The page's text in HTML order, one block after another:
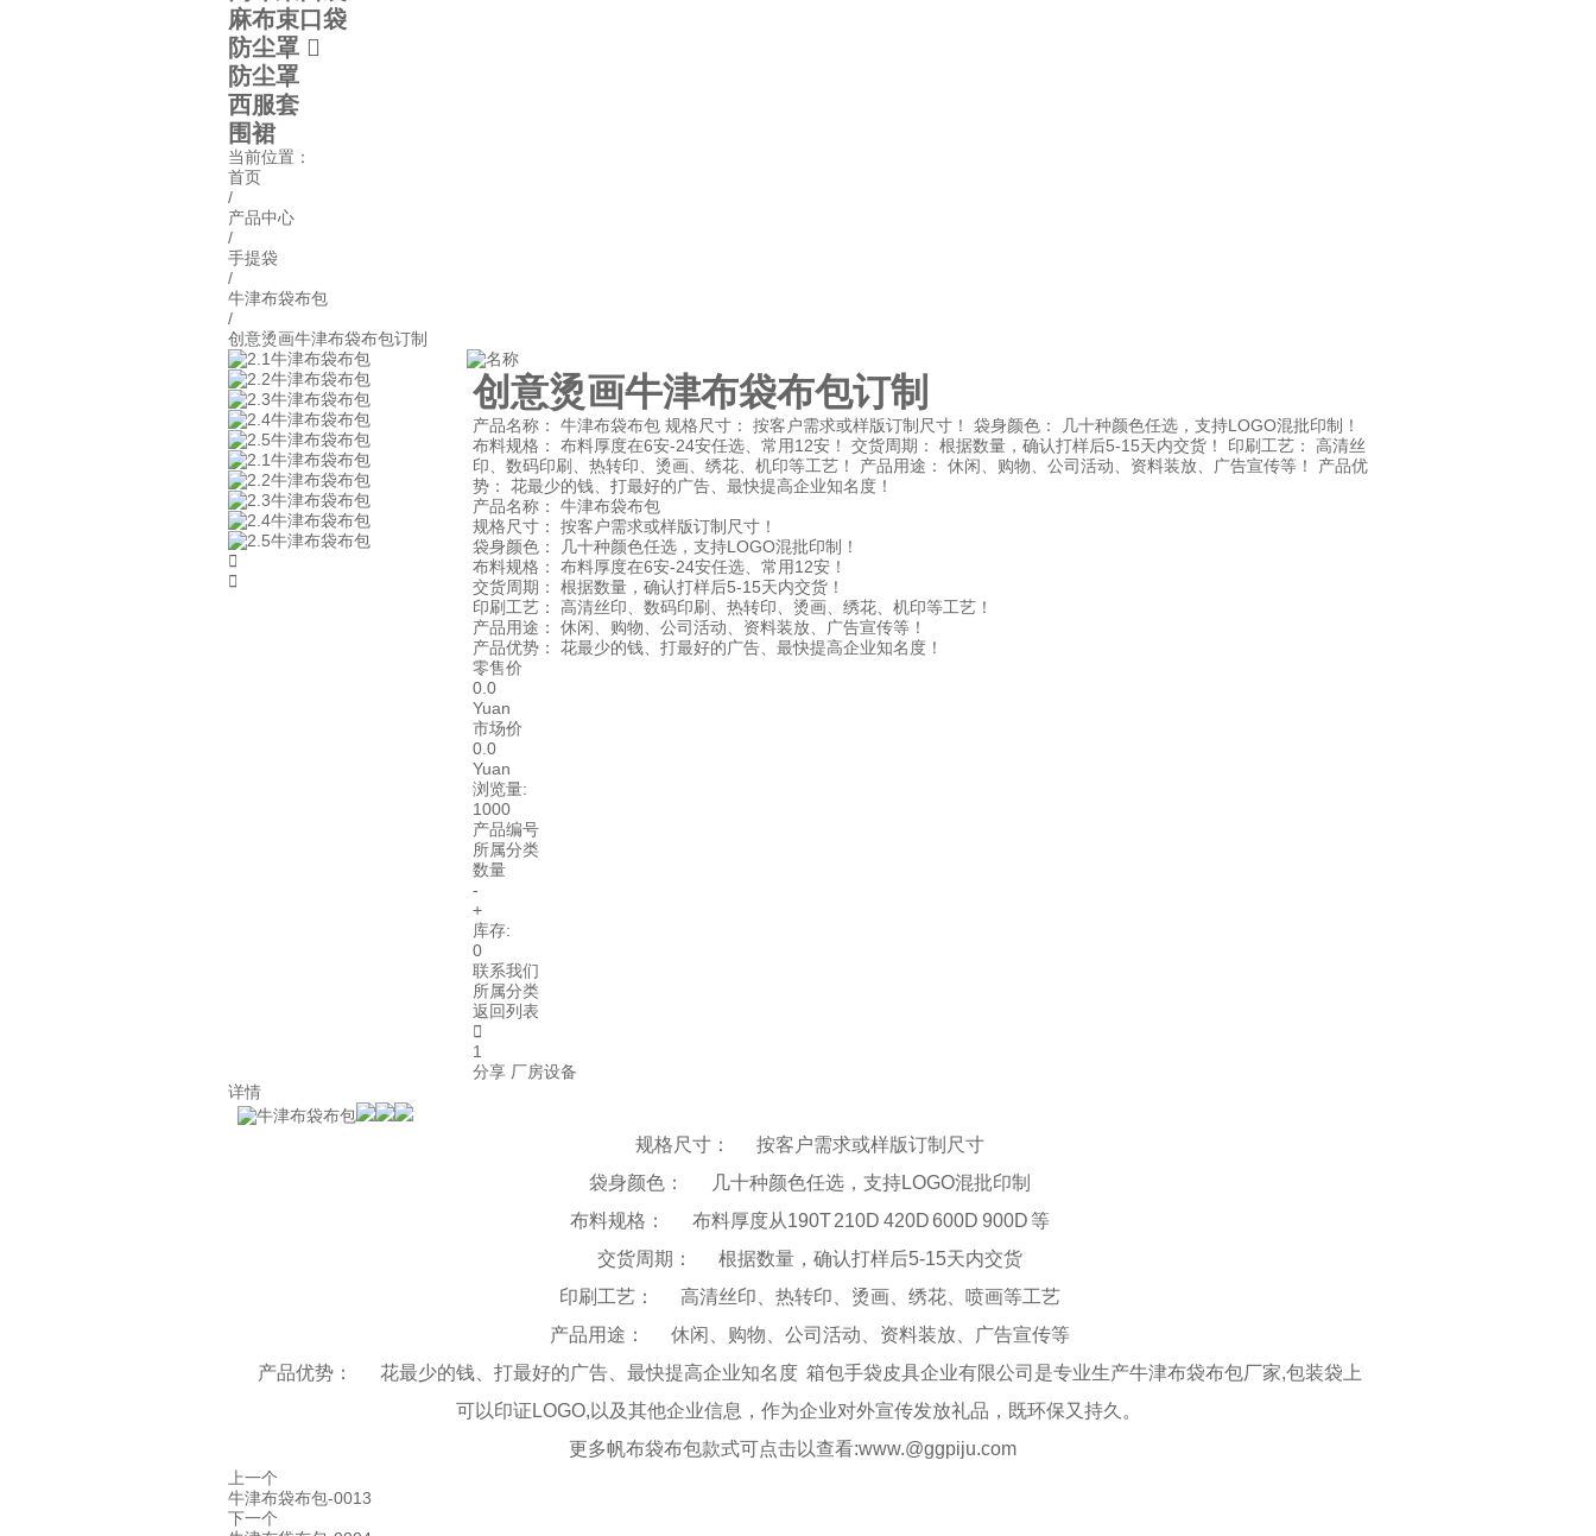
麻布束口袋
防尘罩 
防尘罩
西服套
围裙
当前位置：
首页
/
产品中心
/
手提袋
/
牛津布袋布包
/
创意烫画牛津布袋布包订制


创意烫画牛津布袋布包订制
产品名称： 牛津布袋布包 规格尺寸： 按客户需求或样版订制尺寸！ 袋身颜色： 几十种颜色任选，支持LOGO混批印制！
布料规格： 布料厚度在6安-24安任选、常用12安！ 交货周期： 根据数量，确认打样后5-15天内交货！ 印刷工艺： 高清丝
印、数码印刷、热转印、烫画、绣花、机印等工艺！ 产品用途： 休闲、购物、公司活动、资料装放、广告宣传等！ 产品优
势： 花最少的钱、打最好的广告、最快提高企业知名度！
产品名称： 牛津布袋布包
规格尺寸： 按客户需求或样版订制尺寸！
袋身颜色： 几十种颜色任选，支持LOGO混批印制！
布料规格： 布料厚度在6安-24安任选、常用12安！
交货周期： 根据数量，确认打样后5-15天内交货！
印刷工艺： 高清丝印、数码印刷、热转印、烫画、绣花、机印等工艺！
产品用途： 休闲、购物、公司活动、资料装放、广告宣传等！
产品优势： 花最少的钱、打最好的广告、最快提高企业知名度！
零售价
0.0
Yuan
市场价
0.0
Yuan
浏览量:
1000
产品编号
所属分类
数量
-
+
库存:
0
联系我们
所属分类
返回列表

1
分享 厂房设备
详情
规格尺寸：
按客户需求或样版订制尺寸
袋身颜色：
几十种颜色任选，支持LOGO混批印制
布料规格：
布料厚度从190T 210D 420D 600D 900D 等
交货周期：
根据数量，确认打样后5-15天内交货
印刷工艺：
高清丝印、热转印、烫画、绣花、喷画等工艺
产品用途：
休闲、购物、公司活动、资料装放、广告宣传等
产品优势：
花最少的钱、打最好的广告、最快提高企业知名度 箱包手袋皮具企业有限公司是专业生产牛津布袋布包厂家,包装袋上
可以印证LOGO,以及其他企业信息，作为企业对外宣传发放礼品，既环保又持久。
更多帆布袋布包款式可点击以查看:www.@ggpiju.com
上一个
牛津布袋布包-0013
下一个